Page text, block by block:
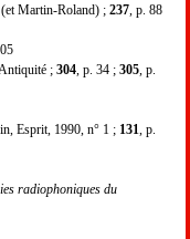
Martin-Roland) ; 237 , p. 88
; 304 , p. 34 ; 305 , p.
Esprit, 1990, n° 1 ; 131 , p.
radiophoniques du